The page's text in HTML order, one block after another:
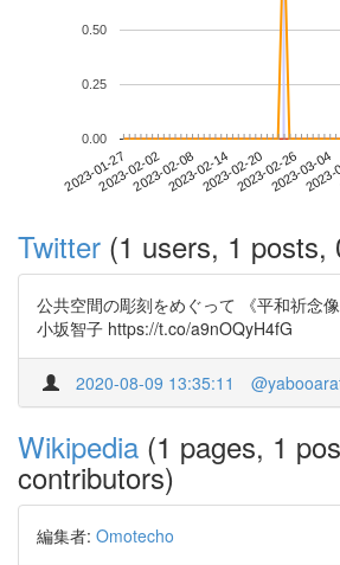
2023-01-272023-02-022023-02-082023-02-142023-02-202023-02-262023-03-04
0.00
0.25
0.50
Twitter (1 users, 1 posts,
公共空間の彫刻をめぐって 《平和祈念
小坂智子 https://t.co/a9nOQyH4fG
2020-08-09 13:35:11
Wikipedia (1 pages, 1
contributors)
編集者: Omotecho